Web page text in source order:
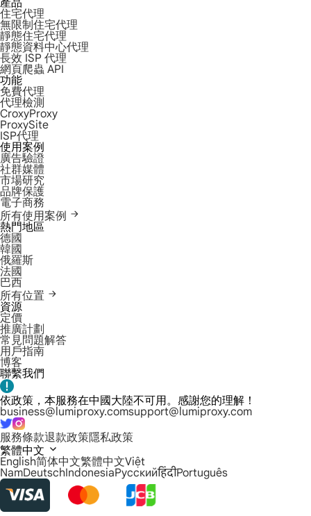
產品
住宅代理
無限制住宅代理
靜態住宅代理
靜態資料中心代理
長效 ISP 代理
網頁爬蟲 API
功能
免費代理
代理檢測
CroxyProxy
ProxySite
ISP代理
使用案例
廣告驗證
社群媒體
市場研究
品牌保護
電子商務
所有使用案例
熱門地區
德國
韓國
俄羅斯
法國
巴西
所有位置
資源
定價
推廣計劃
常見問題解答
用戶指南
博客
聯繫我們
依政策，本服務在中國大陸不可用。感謝您的理解！
business@lumiproxy.comsupport@lumiproxy.com
服務條款退款政策隱私政策
繁體中文
English简体中文繁體中文Việt
NamDeutschIndonesiaРусскийहिंदीPortuguês